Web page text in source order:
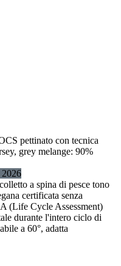
pettinato con tecnica
grey melange: 90%
a spina di pesce tono
certificata senza
(Life Cycle Assessment)
durante l'intero ciclo di
a 60°, adatta